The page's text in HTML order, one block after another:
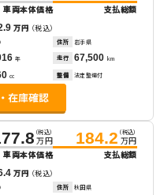
車両本体価格
支払総額
万円 （税込）
住所 岩手県
年 走行 67,500 km
cc 整備 法定整備付
（税込）
万円
車両本体価格
184.2 （税込）
万円
支払総額
万円 （税込）
住所 秋田県